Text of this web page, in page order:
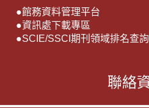
●館務資料管理平台
●資訊處下載專區
●SCIE/SSCI期刊領域排名查
聯絡